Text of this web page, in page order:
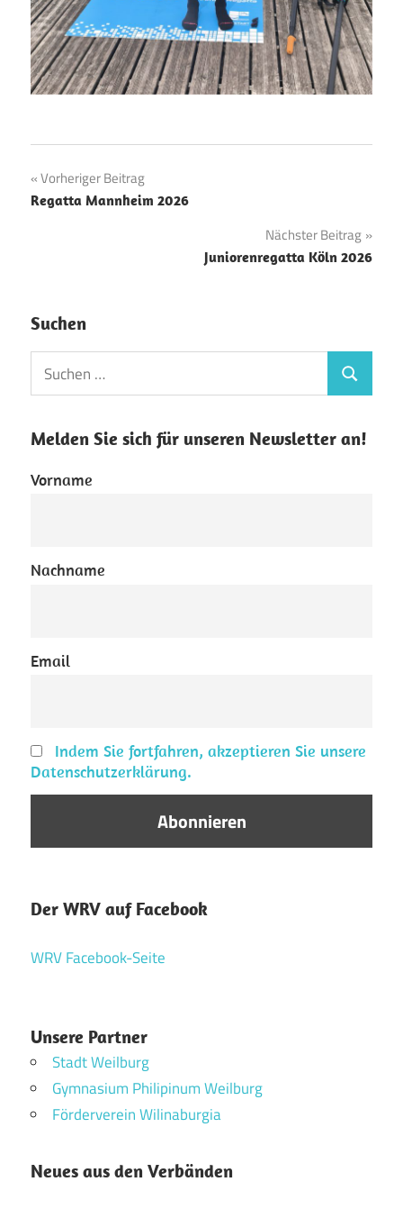
Beitragsnavigation
Vorheriger Beitrag
Regatta Mannheim 2026
Nächster Beitrag
Juniorenregatta Köln 2026
Suchen
Suchen
nach:
Suchen
Melden Sie sich für unseren Newsletter an!
Vorname
Nachname
Email
Indem Sie fortfahren, akzeptieren Sie unsere
Datenschutzerklärung.
Der WRV auf Facebook
WRV Facebook-Seite
Unsere Partner
Stadt Weilburg
Gymnasium Philipinum Weilburg
Förderverein Wilinaburgia
Neues aus den Verbänden